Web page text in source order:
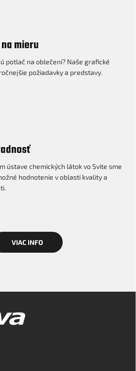
mieru
potlač na oblečení? Naše grafické
požiadavky a predstavy.
ústave chemických látok vo Svite sme
hodnotenie v oblasti kvality a
VIAC INFO